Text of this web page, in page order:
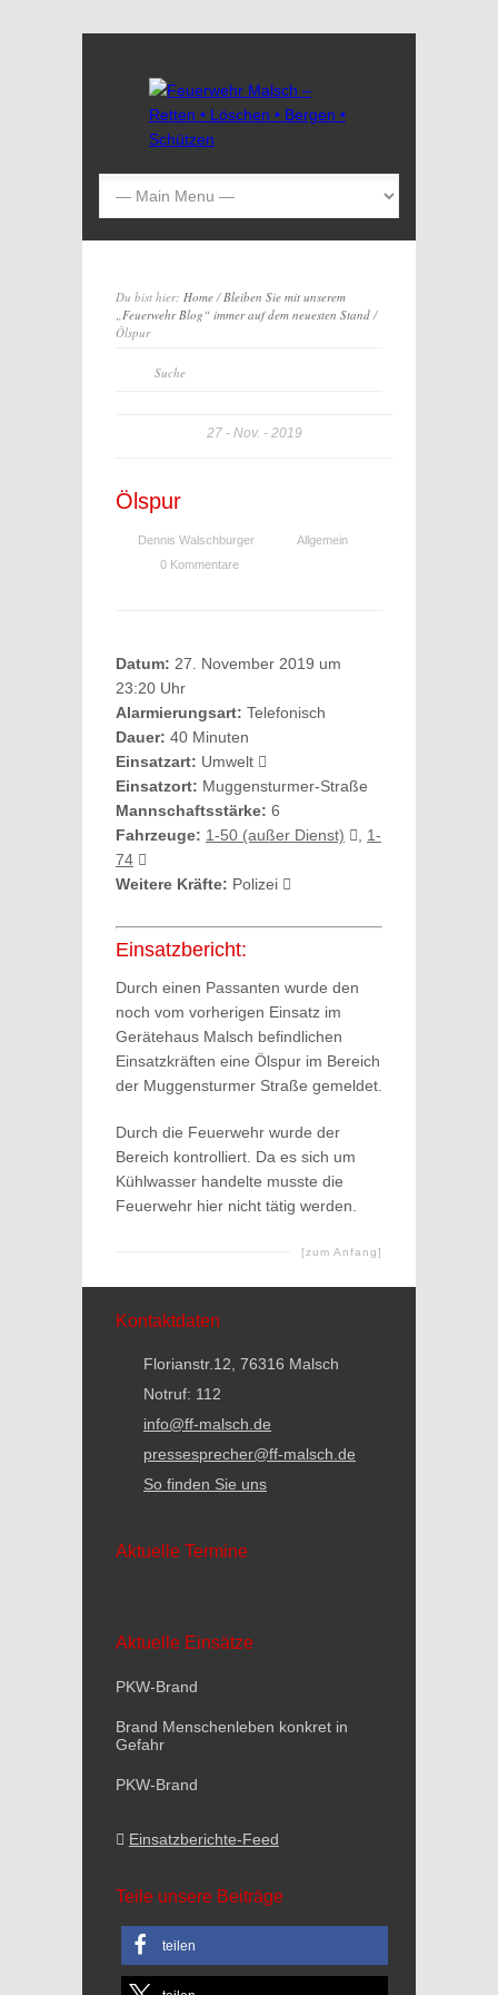
Du bist hier: Home/Bleiben Sie mit unserem
„Feuerwehr Blog“ immer auf dem neuesten Stand/
Ölspur
27 Nov. 2019
Ölspur
Dennis Walschburger
Allgemein
0 Kommentare
Datum: 27. November 2019 um
23:20 Uhr
Alarmierungsart: Telefonisch
Dauer: 40 Minuten
Einsatzart: Umwelt
Einsatzort: Muggensturmer-Straße
Mannschaftsstärke: 6
Fahrzeuge: 1-50 (außer Dienst)
1-
74
Weitere Kräfte: Polizei
Einsatzbericht:
Durch einen Passanten wurde den
noch vom vorherigen Einsatz im
Gerätehaus Malsch befindlichen
Einsatzkräften eine Ölspur im Bereich
der Muggensturmer Straße gemeldet.
Durch die Feuerwehr wurde der
Bereich kontrolliert. Da es sich um
Kühlwasser handelte musste die
Feuerwehr hier nicht tätig werden.
[zum Anfang]
Kontaktdaten
Florianstr.12, 76316 Malsch
Notruf: 112
info@ff-malsch.de
pressesprecher@ff-malsch.de
So finden Sie uns
Aktuelle Termine
Aktuelle Einsätze
PKW-Brand
Brand Menschenleben konkret in
Gefahr
PKW-Brand
Einsatzberichte-Feed
Teile unsere Beiträge
teilen